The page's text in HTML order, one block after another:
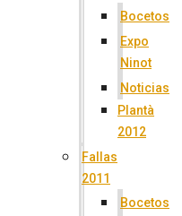
Bocetos
Expo
Ninot
Noticias
Plantà
2012
Fallas
2011
Bocetos